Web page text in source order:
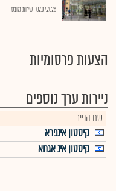
02.07.2026 שירות גלובס
הצעות פרסומיות
ניירות ערך נוספים
שם הנייר
קיסטון אינפרא
קיסטון אינ אגחא